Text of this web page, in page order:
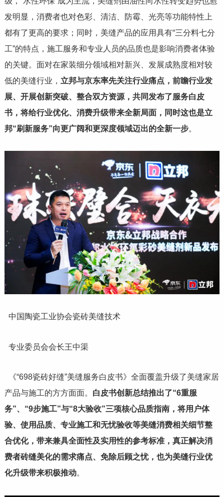
发明显，消费者也对色彩、清洁、防霉、光亮等功能特性上
都有了更高的要求；同时，美缝产品的应用具有“三分料七分
工”的特点，施工服务和专业人员的品质也是影响消费者体验
的关键。面对在家装细分领域相对新兴、发展成熟度相对较
低的美缝行业， 立邦与京东率先关注行业痛点，前瞻行业发
展、开展创新突破、整合双方资源，共同发布了服务白皮
书，将给行业优化、消费升级带来全新局面，同时这也是立
邦“刷新服务”向更广阔和更深度领域迈出的全新一步。
中国陶瓷工业协会瓷砖美缝技术
专业委员会会长王中渠
《“698瓷砖好缝”美缝服务白皮书》全面覆盖升级了美缝家居
产品与施工的方方面面。 白皮书创新总结推出了“6重服
务”、“9步施工”与“8大验收”三项核心品质指南，将用户体
验、使用品质、专业施工和无忧验收等美缝消费相关细节整
合优化，带来兼具全面性及实用性的参考标准，真正解决消
费者砖缝美化的需求痛点、免除后顾之忧，也为美缝行业优
化升级带来积极推动。